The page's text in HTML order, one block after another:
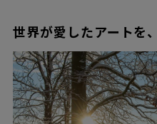
世界が愛したアートを